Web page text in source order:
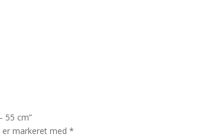
55 cm”
markeret med*